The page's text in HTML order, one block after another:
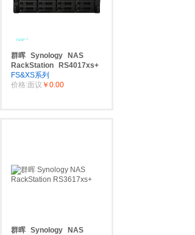
群晖 Synology
NAS
RackStation
RS4017xs+
FS&XS系列
价格:面议 ￥0.00
群晖 Synology
NAS